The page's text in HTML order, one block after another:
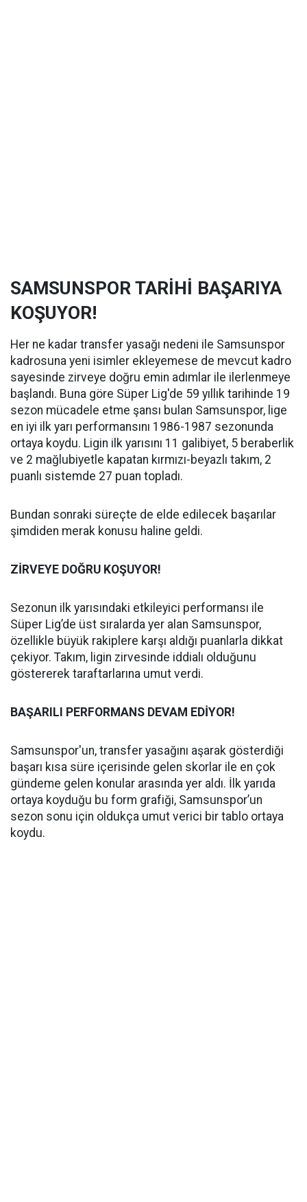
SAMSUNSPOR TARİHİ BAŞARIYA
KOŞUYOR!
Her ne kadar transfer yasağı nedeni ile Samsunspor
kadrosuna yeni isimler ekleyemese de mevcut kadro
sayesinde zirveye doğru emin adımlar ile ilerlenmeye
başlandı. Buna göre Süper Lig'de 59 yıllık tarihinde 19
sezon mücadele etme şansı bulan Samsunspor, lige
en iyi ilk yarı performansını 1986-1987 sezonunda
ortaya koydu. Ligin ilk yarısını 11 galibiyet, 5 beraberlik
ve 2 mağlubiyetle kapatan kırmızı-beyazlı takım, 2
puanlı sistemde 27 puan topladı.
Bundan sonraki süreçte de elde edilecek başarılar
şimdiden merak konusu haline geldi.
ZİRVEYE DOĞRU KOŞUYOR!
Sezonun ilk yarısındaki etkileyici performansı ile
Süper Lig’de üst sıralarda yer alan Samsunspor,
özellikle büyük rakiplere karşı aldığı puanlarla dikkat
çekiyor. Takım, ligin zirvesinde iddialı olduğunu
göstererek taraftarlarına umut verdi.
BAŞARILI PERFORMANS DEVAM EDİYOR!
Samsunspor'un, transfer yasağını aşarak gösterdiği
başarı kısa süre içerisinde gelen skorlar ile en çok
gündeme gelen konular arasında yer aldı. İlk yarıda
ortaya koyduğu bu form grafiği, Samsunspor’un
sezon sonu için oldukça umut verici bir tablo ortaya
koydu.